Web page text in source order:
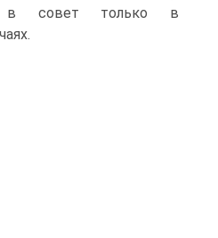
в совет только в